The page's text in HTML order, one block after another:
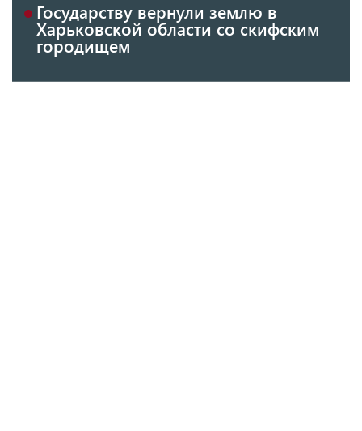
Государству вернули землю в
Харьковской области со скифским
городищем